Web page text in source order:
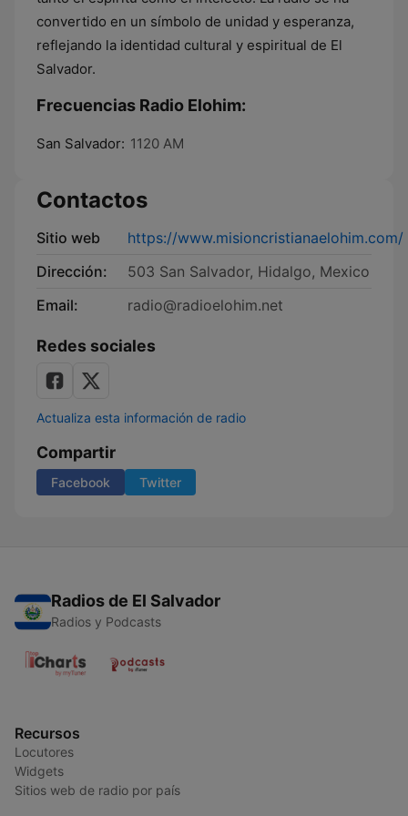
convertido en un símbolo de unidad y esperanza,
reflejando la identidad cultural y espiritual de El
Salvador.
Frecuencias Radio Elohim:
San Salvador: 1120 AM
Contactos
Sitio web
https://www.misioncristianaelohim.com/
Dirección:
503 San Salvador, Hidalgo, Mexico
Email:
radio@radioelohim.net
Redes sociales
Actualiza esta información de radio
Compartir
Facebook Twitter
Radios de El Salvador
Radios y Podcasts
Recursos
Locutores
Widgets
Sitios web de radio por país